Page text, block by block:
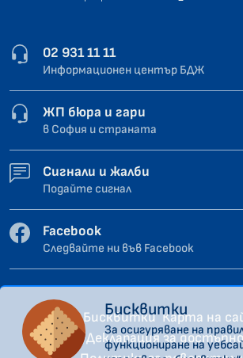
02 931 11 11
Информационен център БДЖ
ЖП бюра и гари
в София и страната
Сигнали и жалби
Подайте сигнал
Facebook
Следвайте ни във Facebook
Бисквитки Карта на
Декларация за
Бисквитки
За осигуряване на
функциониране на